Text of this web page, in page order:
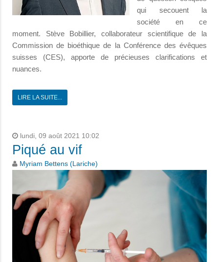
qui secouent la
société en ce
moment. Stève Bobillier, collaborateur scientifique de la
Commission de bioéthique de la Conférence des évêques
suisses (CES), apporte de précieuses clarifications et
nuances.
LIRE LA SUITE...
lundi, 09 août 2021 10:02
Piqué au vif
Myriam Bettens (Lariche)